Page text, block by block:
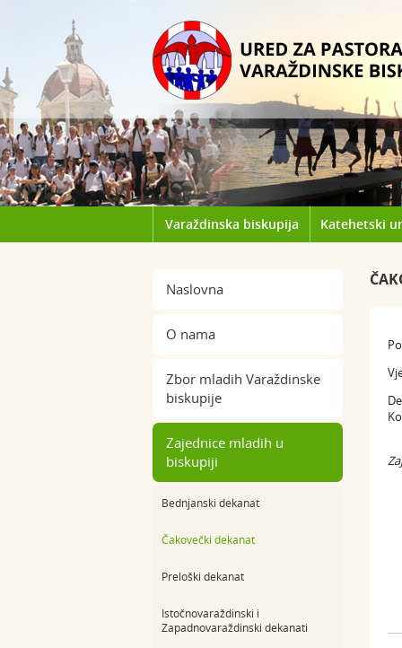
Varaždinska biskupija Katehetski
Naslovna
O nama
Zbor mladih Varaždinske
biskupije
Zajednice mladih u
biskupiji
Bednjanski dekanat
Čakovečki dekanat
Preloški dekanat
Istočnovaraždinski i
Zapadnovaraždinski dekanati